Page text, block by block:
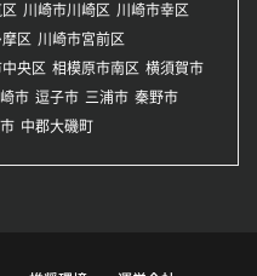
川崎市川崎区 川崎市幸区
区 川崎市宮前区
央区 相模原市南区 横須賀市
市 逗子市 三浦市 秦野市
中郡大磯町